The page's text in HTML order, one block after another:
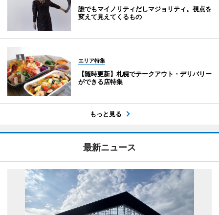
誰でもマイノリティだしマジョリティ。視点を
変えて見えてくるもの
エリア特集
【随時更新】札幌でテークアウト・デリバリー
ができる店特集
もっと見る
最新ニュース